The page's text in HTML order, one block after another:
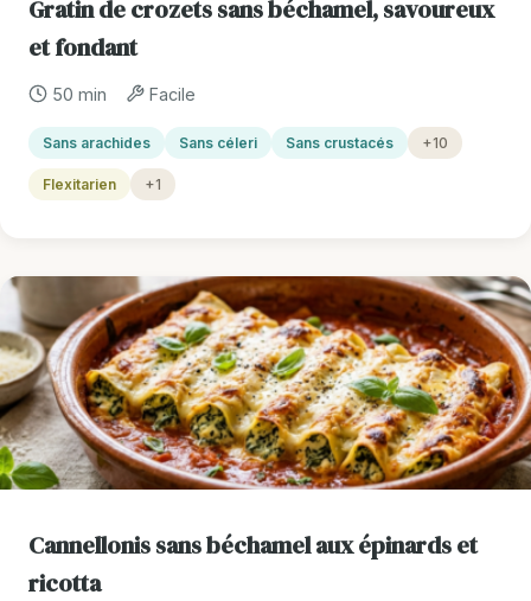
Gratin de crozets sans béchamel, savoureux
et fondant
50 min Facile
Sans arachides Sans céleri Sans crustacés +10
Flexitarien +1
Cannellonis sans béchamel aux épinards et
ricotta